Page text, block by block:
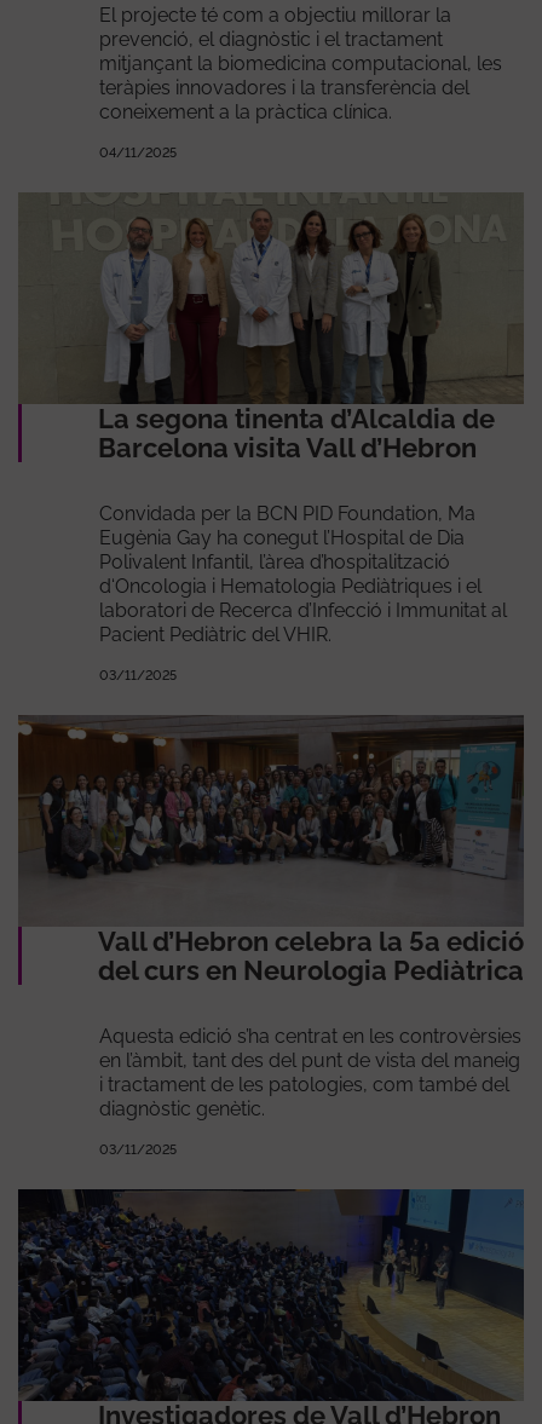
El projecte té com a objectiu millorar la
prevenció, el diagnòstic i el tractament
mitjançant la biomedicina computacional, les
teràpies innovadores i la transferència del
coneixement a la pràctica clínica.
04/11/2025
La segona tinenta d’Alcaldia de
Barcelona visita Vall d’Hebron
Convidada per la BCN PID Foundation, Ma
Eugènia Gay ha conegut l’Hospital de Dia
Polivalent Infantil, l’àrea d’hospitalització
d‘Oncologia i Hematologia Pediàtriques i el
laboratori de Recerca d’Infecció i Immunitat al
Pacient Pediàtric del VHIR.
03/11/2025
Vall d’Hebron celebra la 5a edició
del curs en Neurologia Pediàtrica
Aquesta edició s’ha centrat en les controvèrsies
en l’àmbit, tant des del punt de vista del maneig
i tractament de les patologies, com també del
diagnòstic genètic.
03/11/2025
Investigadores de Vall d’Hebron